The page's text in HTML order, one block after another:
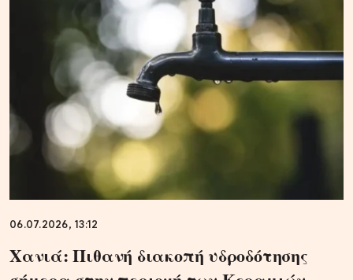
06.07.2026, 13:12
Χανιά: Πιθανή διακοπή υδροδότησης